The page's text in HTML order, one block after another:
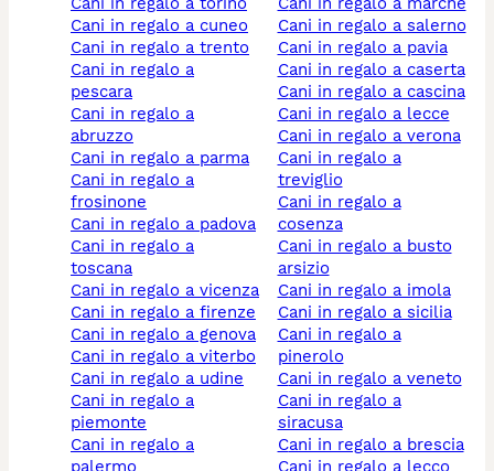
cani in regalo a cuneo
cani in regalo a trento
cani in regalo a
pescara
cani in regalo a
abruzzo
cani in regalo a parma
cani in regalo a
frosinone
cani in regalo a padova
cani in regalo a
toscana
cani in regalo a vicenza
cani in regalo a firenze
cani in regalo a genova
cani in regalo a viterbo
cani in regalo a udine
cani in regalo a
piemonte
cani in regalo a
palermo
cani in regalo a salerno
cani in regalo a pavia
cani in regalo a caserta
cani in regalo a cascina
cani in regalo a lecce
cani in regalo a verona
cani in regalo a
treviglio
cani in regalo a
cosenza
cani in regalo a busto
arsizio
cani in regalo a imola
cani in regalo a sicilia
cani in regalo a
pinerolo
cani in regalo a veneto
cani in regalo a
siracusa
cani in regalo a brescia
cani in regalo a lecco